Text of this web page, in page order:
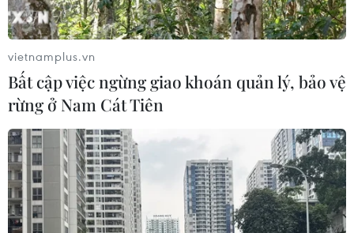
vietnamplus.vn
Bất cập việc ngừng giao khoán quản lý, bảo vệ
rừng ở Nam Cát Tiên